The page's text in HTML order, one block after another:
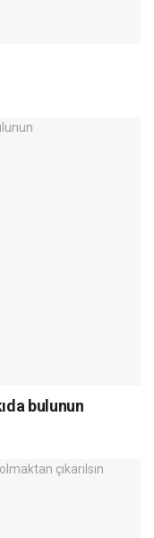
bulunun